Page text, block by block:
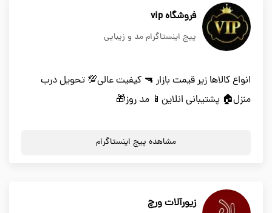
فروشگاه vip
پیج اینستاگرام مد و زیبایی
انواع کالاها زیر قیمت بازار 🔫 کیفیت عالی💯 تحویل درب
منزل🏠 پشتیبانی انلاین📱 مد روز🎁
مشاهده پیج اینستاگرام
زیورآلات ورچ